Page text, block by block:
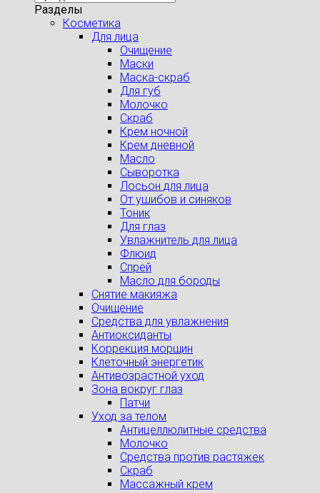
Разделы
Косметика
Для лица
Очищение
Маски
Маска-скраб
Для губ
Молочко
Скраб
Крем ночной
Крем дневной
Масло
Сыворотка
Лосьон для лица
От ушибов и синяков
Тоник
Для глаз
Увлажнитель для лица
Флюид
Спрей
Масло для бороды
Снятие макияжа
Очищение
Средства для увлажнения
Антиоксиданты
Коррекция морщин
Клеточный энергетик
Антивозрастной уход
Зона вокруг глаз
Патчи
Уход за телом
Антицеллюлитные средства
Молочко
Средства против растяжек
Скраб
Массажный крем